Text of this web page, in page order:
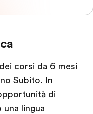
corsi da 6 mesi
Subito. In
di
una lingua